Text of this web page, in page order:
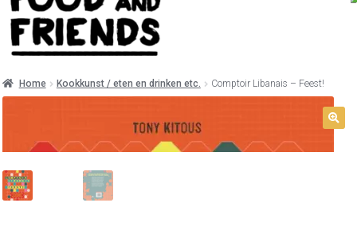
Home Kookkunst / eten en drinken etc. Comptoir Libanais – Feest!